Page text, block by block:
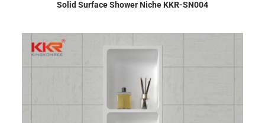
Solid Surface Shower Niche KKR-SN004